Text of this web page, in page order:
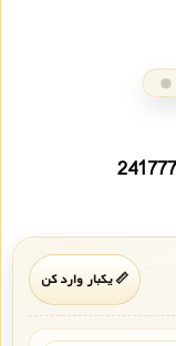
📏 یکبار وارد کن